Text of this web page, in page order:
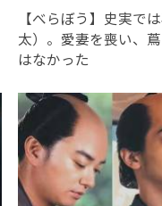
【べらぼう】史実で
太）。愛妻を喪い、
はなかった